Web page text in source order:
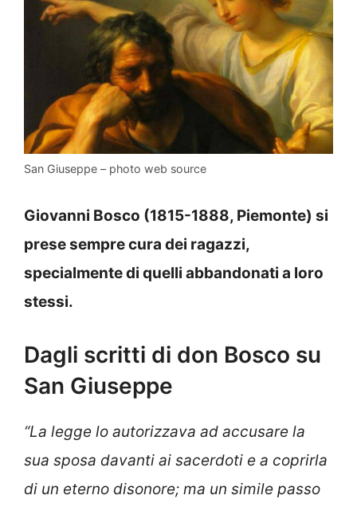
San Giuseppe – photo web source
Giovanni Bosco (1815-1888, Piemonte) si
prese sempre cura dei ragazzi,
specialmente di quelli abbandonati a loro
stessi.
Dagli scritti di don Bosco su
San Giuseppe
“La legge lo autorizzava ad accusare la
sua sposa davanti ai sacerdoti e a coprirla
di un eterno disonore; ma un simile passo